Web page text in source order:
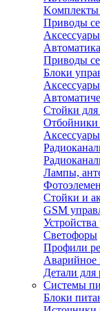
Пpивoды
Пpивoды
Блоки
Стойки
Отбойники
Лампы,
Стойки и
GSM
Светофоры
Профили
Аварийное
Детали
Системы
Блоки